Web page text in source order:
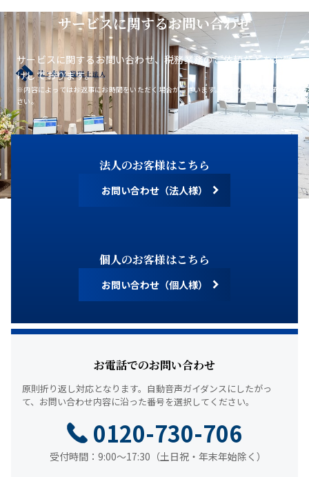
サービスに関するお問い合わせ
サービスに関するお問い合わせ、税務業務のご依頼などをお受
けしております。
※内容によってはお返事にお時間をいただく場合がございます。あらかじめご了承くだ
さい。
法人のお客様はこちら
お問い合わせ（法人様）
個人のお客様はこちら
お問い合わせ（個人様）
お電話でのお問い合わせ
0120-730-706
受付時間：9:00～17:30（土日祝・年末年始除く）
原則折り返し対応となります。 自動音声ガイダンスにしたがっ
て、 お問い合わせ内容に沿った番号を選択してください。